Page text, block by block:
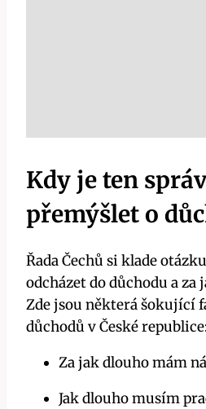
Kdy je ten
přemýšlet o
Řada Čechů si klade
odcházet do důchodu a
Zde jsou některá šokující
důchodů v České
Za jak dlouho mám
Jak dlouho musím